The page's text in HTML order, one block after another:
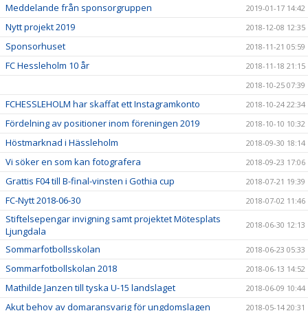
Meddelande från sponsorgruppen 2019-01-17 14:42
Nytt projekt 2019 2018-12-08 12:35
Sponsorhuset 2018-11-21 05:59
FC Hessleholm 10 år
2018-11-18 21:15
2018-10-25 07:39
FCHESSLEHOLM har skaffat ett Instagramkonto 2018-10-24 22:34
Fördelning av positioner inom föreningen 2019 2018-10-10 10:32
Höstmarknad i Hässleholm 2018-09-30 18:14
Vi söker en som kan fotografera 2018-09-23 17:06
Grattis F04 till B-final-vinsten i Gothia cup 2018-07-21 19:39
FC-Nytt 2018-06-30 2018-07-02 11:46
Stiftelsepengar invigning samt projektet Mötesplats
Ljungdala
2018-06-30 12:13
Sommarfotbollsskolan 2018-06-23 05:33
Sommarfotbollskolan 2018 2018-06-13 14:52
Mathilde Janzen till tyska U-15 landslaget 2018-06-09 10:44
Akut behov av domaransvarig för ungdomslagen 2018-05-14 20:31